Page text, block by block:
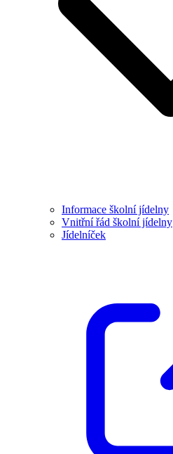
Informace školní jídelny
Vnitřní řád školní jídelny
Jídelníček